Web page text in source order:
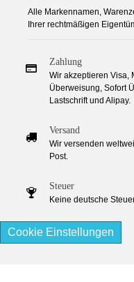
Alle Markennamen,
Ihrer rechtmäßigen
Zahlung
Wir akzeptieren Visa,
Überweisung, Sofort
Lastschrift und Alipay.
Versand
Wir versenden
Post.
Steuer
Keine deutsche
Cookie Einstellungen